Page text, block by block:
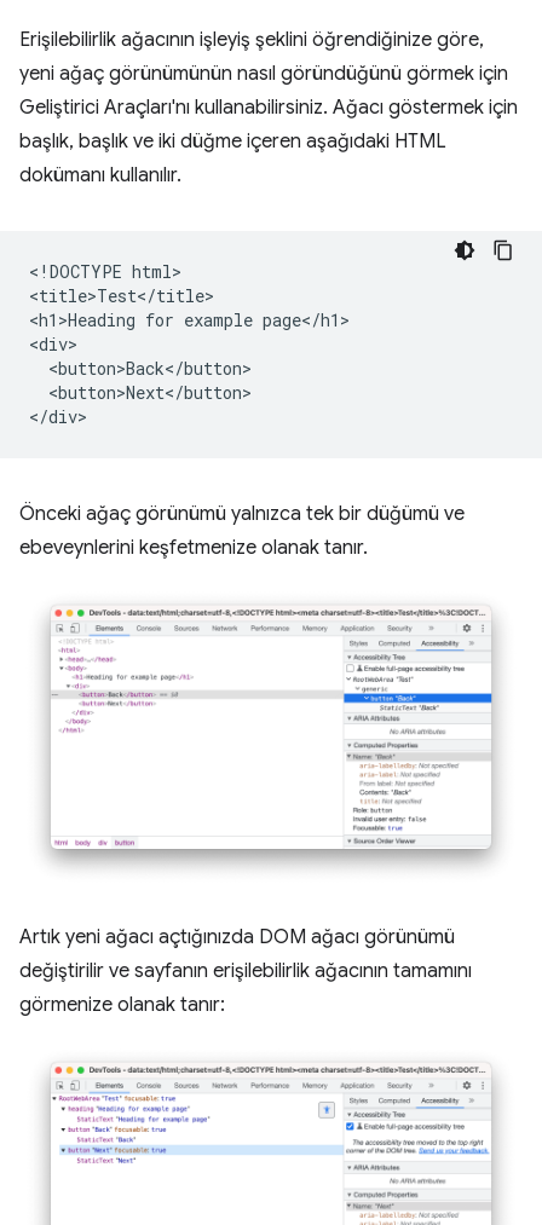
Erişilebilirlik ağacının işleyiş şeklini öğrendiğinize göre,
yeni ağaç görünümünün nasıl göründüğünü görmek için
Geliştirici Araçları'nı kullanabilirsiniz. Ağacı göstermek için
başlık, başlık ve iki düğme içeren aşağıdaki HTML
dokümanı kullanılır.
<!DOCTYPE html>
<title>Test</title>
<h1>Heading for example page</h1>
<div>
  <button>Back</button>
  <button>Next</button>
Önceki ağaç görünümü yalnızca tek bir düğümü ve
ebeveynlerini keşfetmenize olanak tanır.
Artık yeni ağacı açtığınızda DOM ağacı görünümü
değiştirilir ve sayfanın erişilebilirlik ağacının tamamını
görmenize olanak tanır: